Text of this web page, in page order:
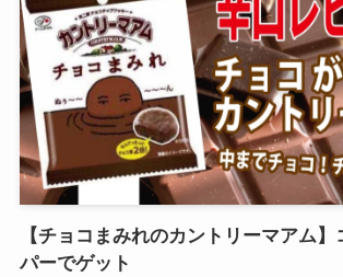
【チョコまみれのカントリーマアム
パーでゲット